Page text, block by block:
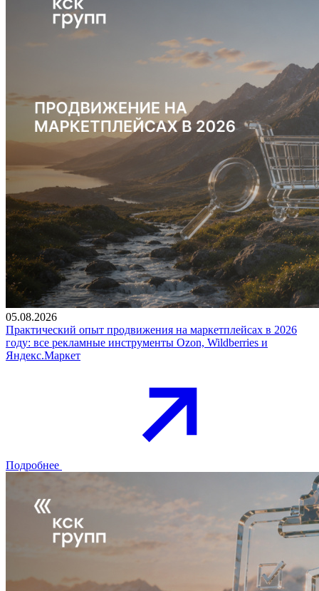
05.08.2026
Практический опыт продвижения на маркетплейсах в 2026
году: все рекламные инструменты Ozon, Wildberries и
Яндекс.Маркет
Подробнее